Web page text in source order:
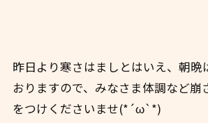
昨日より寒さはましとはいえ、朝晩
おりますので、みなさま体調など崩
をつけくださいませ(*´ω`*)